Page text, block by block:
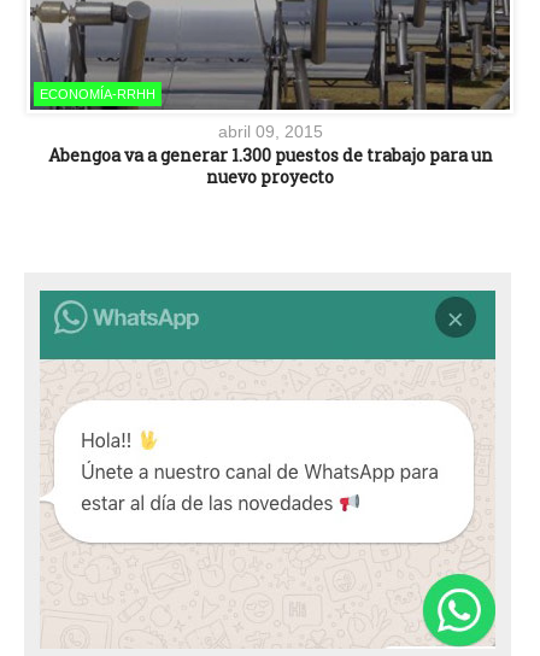
ECONOMÍA-RRHH
abril 09, 2015
Abengoa va a generar 1.300 puestos de trabajo para un
nuevo proyecto